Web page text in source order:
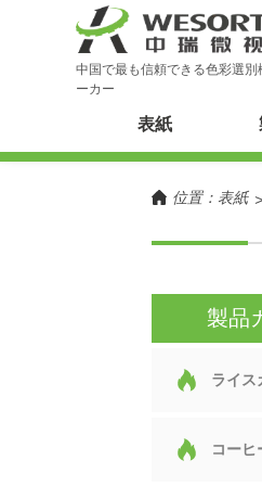
中国で最も信頼できる色彩選別
ーカー
表紙
位置： 表紙 >
製品
ライス
コーヒ